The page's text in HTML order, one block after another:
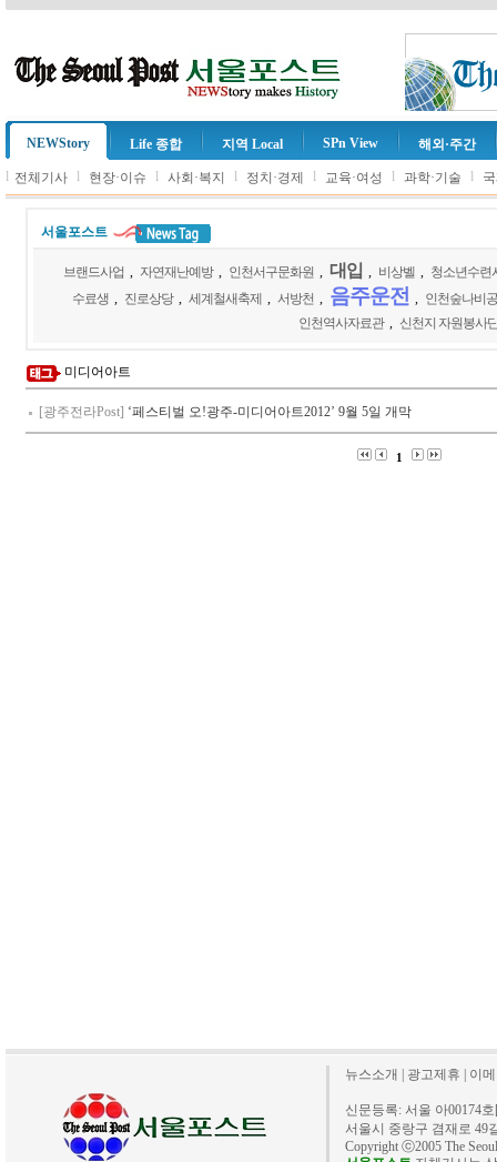
NEWStory Life 종합 지역 Local SPn View 해외·주간
l 전체기사 l 현장·이슈 l 사회·복지 l 정치·경제 l 교육·여성 l 과학·기술 l
서울포스트
브랜드사업 자연재난예방 인천서구문화원 대입 비상벨
청소년수련
수료생
진로상당 세계철새축제 서방천 음주운전
인천숲나비
인천역사자료관
신천지 자원봉사
미디어아트
[광주전라Post] ‘페스티벌 오!광주-미디어아트2012’ 9월 5일 개막
1
뉴스소개 광고제휴 이
신문등록: 서울 아00174
서울시 중랑구 겸재로 49
Copyright ⓒ2005 The